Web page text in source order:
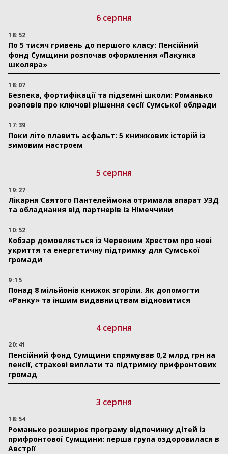
6 серпня
18:52
По 5 тисяч гривень до першого класу: Пенсійний
фонд Сумщини розпочав оформлення «Пакунка
школяра»
18:07
Безпека, фортифікації та підземні школи: Романько
розповів про ключові рішення сесії Сумської облради
17:39
Поки літо плавить асфальт: 5 книжкових історій із
зимовим настроєм
5 серпня
19:27
Лікарня Святого Пантелеймона отримала апарат УЗД
та обладнання від партнерів із Німеччини
10:52
Кобзар домовляється із Червоним Хрестом про нові
укриття та енергетичну підтримку для Сумської
громади
9:15
Понад 8 мільйонів книжок згоріли. Як допомогти
«Ранку» та іншим видавництвам відновитися
4 серпня
20:41
Пенсійний фонд Сумщини спрямував 0,2 млрд грн на
пенсії, страхові виплати та підтримку прифронтових
громад
3 серпня
18:54
Романько розширює програму відпочинку дітей із
прифронтової Сумщини: перша група оздоровилася в
Австрії